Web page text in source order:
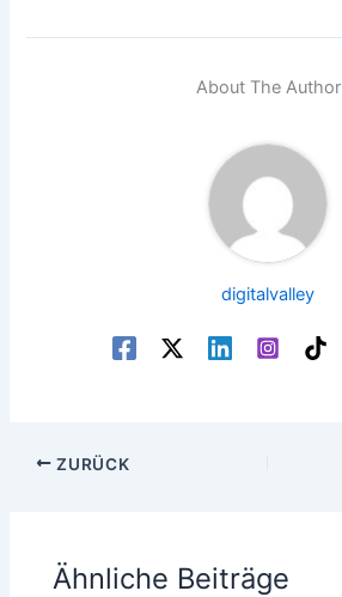
About The Author
digitalvalley
ZURÜCK
Ähnliche Beiträge